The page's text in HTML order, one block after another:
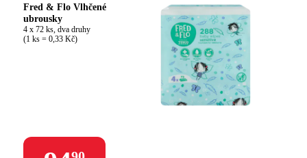
Fred & Flo Vlhčené
ubrousky
4 x 72 ks, dva druhy
(1 ks = 0,33 Kč)